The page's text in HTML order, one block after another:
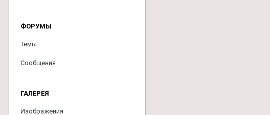
ФОРУМЫ
Темы
Сообщения
ГАЛЕРЕЯ
Изображения